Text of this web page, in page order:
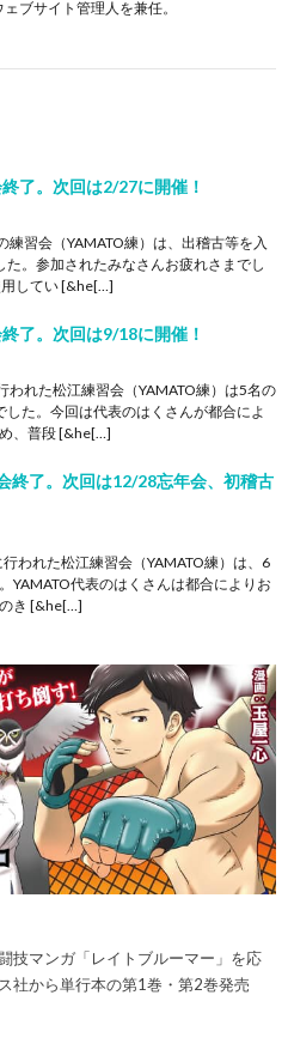
ブサイト管理人を兼任。
了。次回は2/27に開催！
練習会（YAMATO練）は、出稽古等を入
た。参加されたみなさんお疲れさまでし
してい [&he[…]
了。次回は9/18に開催！
われた松江練習会（YAMATO練）は5名の
した。今回は代表のはくさんが都合によ
、普段 [&he[…]
終了。次回は12/28忘年会、初稽古
われた松江練習会（YAMATO練）は、6
YAMATO代表のはくさんは都合によりお
き [&he[…]
技マンガ「レイトブルーマー」を応
社から単行本の第1巻・第2巻発売